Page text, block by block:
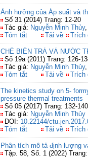
Ảnh hưởng của Áp suất và
Số 31 (2014) Trang: 12-20
Tác giả: Nguyễn Minh Thủy,
Tóm tắt
Tải về Trích
CHẾ BIẾN TRÀ VÀ NƯỚC
Số 19a (2011) Trang: 126-
Tác giả: Nguyễn Minh Thủy,
Tóm tắt
Tải về Trích
The kinetics study on 5-
pressure thermal treatments
Số 05 (2017) Trang: 132-140
Tác giả: Nguyễn Minh Thủy
DOI: 10.22144/
Tóm tắt
Tải về Trích
Phân tích mô tả định lượng
Tập. 58, Số. 1 (2022)